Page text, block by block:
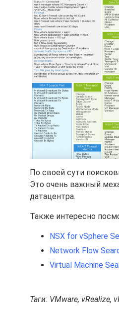
По своей сути
Это очень важный
датацентра.
Также интересно
NSX for vSphere
Network Flow
Virtual Machine
Таги: VMware, vRealize,